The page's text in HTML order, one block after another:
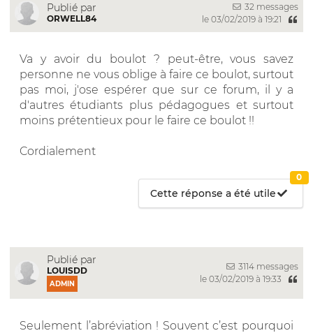
Publié par
ORWELL84
32 messages
le 03/02/2019 à 19:21
Va y avoir du boulot ? peut-être, vous savez
personne ne vous oblige à faire ce boulot, surtout
pas moi, j'ose espérer que sur ce forum, il y a
d'autres étudiants plus pédagogues et surtout
moins prétentieux pour le faire ce boulot !!
Cordialement
Cette réponse a été utile
0
Publié par
LOUISDD
ADMIN
3114 messages
le 03/02/2019 à 19:33
Seulement l’abréviation ! Souvent c’est pourquoi